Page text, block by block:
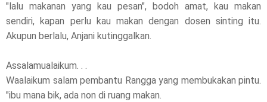
"lalu makanan yang kau pesan", bodoh amat, kau makan
sendiri, kapan perlu kau makan dengan dosen sinting itu.
Akupun berlalu, Anjani kutinggalkan.
Assalamualaikum. . .
Waalaikum salam pembantu Rangga yang membukakan pintu.
"ibu mana bik, ada non di ruang makan.